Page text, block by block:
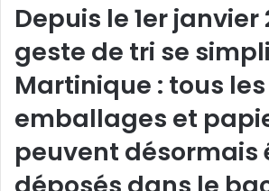
Depuis le 1er janvier
geste de tri se
Martinique : tous les
emballages et
peuvent désormais